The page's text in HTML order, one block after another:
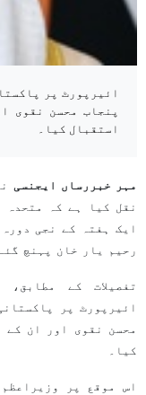
ائیرپورٹ پر
پنجاب محسن نقوی
استقبال کیا۔
مہر خبررساں ایجنسی
نقل کیا ہے کہ متحدہ
ایک ہفتہ کے نجی
رحیم یار خان پہنچ
تفصیلات کے
ائیرپورٹ پر
محسن نقوی اور ان کے
کیا۔
اس موقع پر